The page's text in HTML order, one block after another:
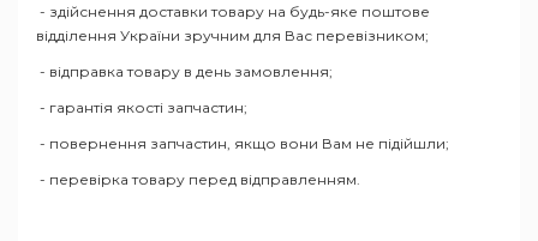
- здійснення доставки товару на будь-яке поштове
відділення України зручним для Вас перевізником;
- відправка товару в день замовлення;
- гарантія якості запчастин;
- повернення запчастин, якщо вони Вам не підійшли;
- перевірка товару перед відправленням.